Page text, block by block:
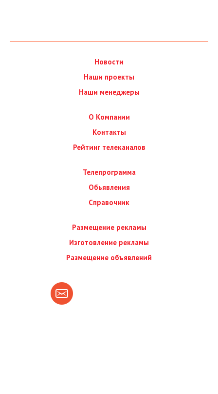
Новости
Наши проекты
Наши менеджеры
О Компании
Контакты
Рейтинг телеканалов
Телепрограмма
Обьявления
Справочник
Размещение рекламы
Изготовление рекламы
Размещение объявлений